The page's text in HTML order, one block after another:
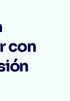
con